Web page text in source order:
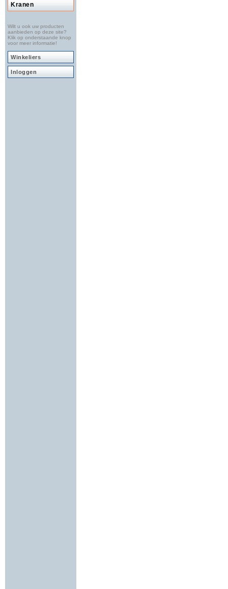
Kranen
Wilt u ook uw producten
aanbieden op deze site?
Klik op onderstaande knop
voor meer informatie!
Winkeliers
Inloggen